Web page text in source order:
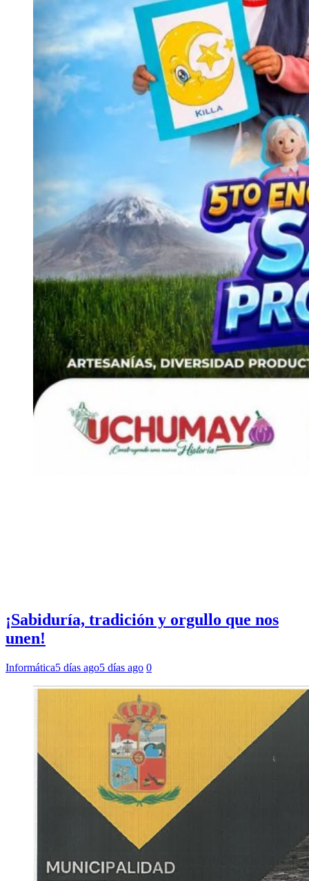
¡Sabiduría, tradición y orgullo que nos
unen!
Informática5 días ago5 días ago 0